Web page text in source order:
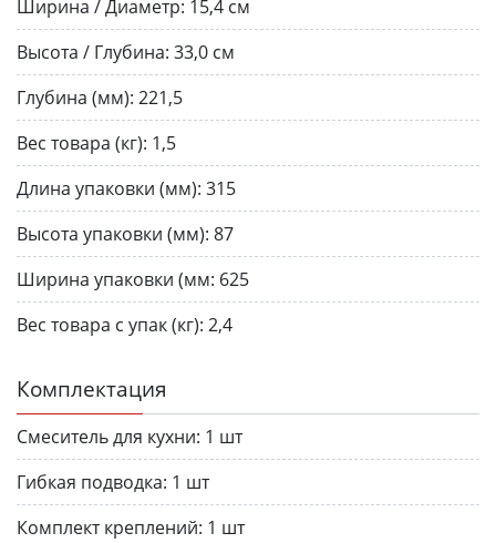
Ширина / Диаметр: 15,4 см
Высота / Глубина: 33,0 см
Глубина (мм): 221,5
Вес товара (кг): 1,5
Длина упаковки (мм): 315
Высота упаковки (мм): 87
Ширина упаковки (мм: 625
Вес товара с упак (кг): 2,4
Комплектация
Смеситель для кухни: 1 шт
Гибкая подводка: 1 шт
Комплект креплений: 1 шт